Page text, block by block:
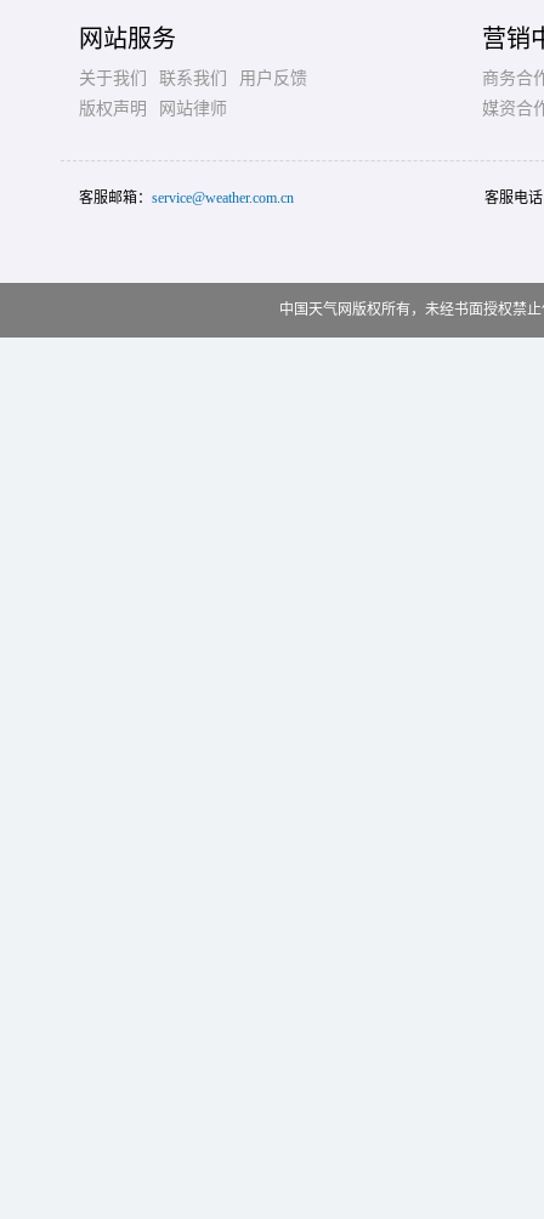
网站服务
关于我们 联系我们
用户反馈
版权声明
网站律师
营销
商务合
媒资合
客服邮箱： service@weather.com.cn 客服电
中国天气网版权所有，未经书面授权